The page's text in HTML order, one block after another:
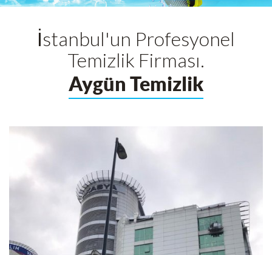
İstanbul'un Profesyonel
Temizlik Firması.
Aygün Temizlik